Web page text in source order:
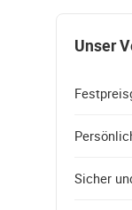
Unser
Sicher